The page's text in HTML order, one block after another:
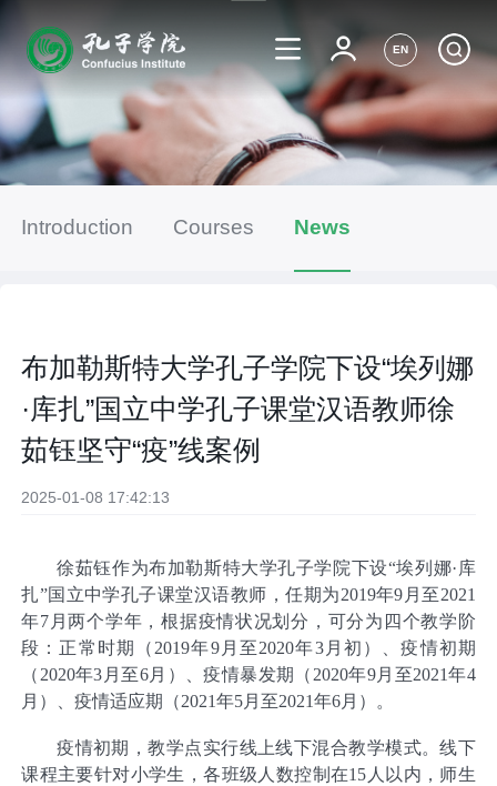
EN
Introduction Courses News
布加勒斯特大学孔子学院下设“埃列娜
·库扎”国立中学孔子课堂汉语教师徐
茹钰坚守“疫”线案例
2025-01-08 17:42:13
徐茹钰作为布加勒斯特大学孔子学院下设“埃列娜·库
扎”国立中学孔子课堂汉语教师，任期为2019年9月至2021
年7月两个学年，根据疫情状况划分，可分为四个教学阶
段：正常时期（2019年9月至2020年3月初）、疫情初期
（2020年3月至6月）、疫情暴发期（2020年9月至2021年4
月）、疫情适应期（2021年5月至2021年6月）。
疫情初期，教学点实行线上线下混合教学模式。线下
课程主要针对小学生，各班级人数控制在15人以内，师生